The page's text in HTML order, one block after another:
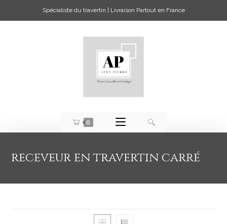
Spécialiste du travertin | Livraison Partout en France
0
receveur en travertin carré